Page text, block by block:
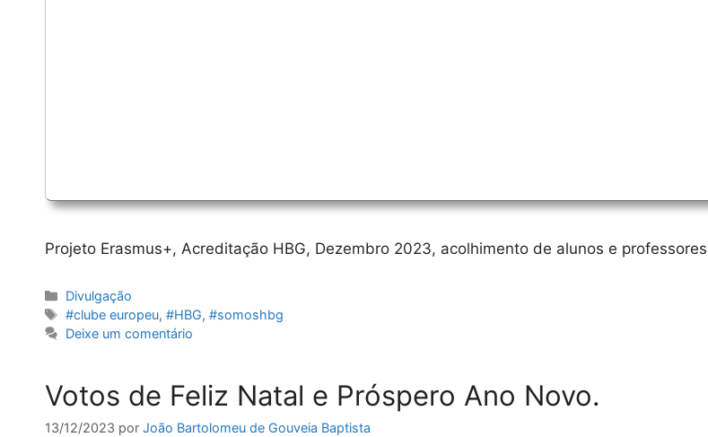
Projeto Erasmus+, Acreditação HBG, Dezembro 2023, acolhimento de alunos e
Categorias
Divulgação
Etiquetas
#clube europeu,#HBG,#somoshbg
Deixe um comentário
Votos de Feliz Natal e Próspero Ano Novo.
13/12/2023 por João Bartolomeu de Gouveia Baptista